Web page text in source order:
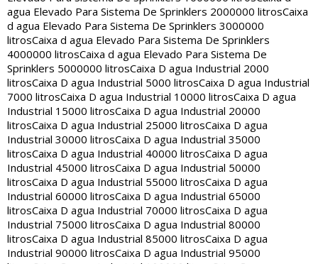
agua Elevado Para Sistema De Sprinklers 2000000 litrosCaixa
d agua Elevado Para Sistema De Sprinklers 3000000
litrosCaixa d agua Elevado Para Sistema De Sprinklers
4000000 litrosCaixa d agua Elevado Para Sistema De
Sprinklers 5000000 litrosCaixa D agua Industrial 2000
litrosCaixa D agua Industrial 5000 litrosCaixa D agua Industrial
7000 litrosCaixa D agua Industrial 10000 litrosCaixa D agua
Industrial 15000 litrosCaixa D agua Industrial 20000
litrosCaixa D agua Industrial 25000 litrosCaixa D agua
Industrial 30000 litrosCaixa D agua Industrial 35000
litrosCaixa D agua Industrial 40000 litrosCaixa D agua
Industrial 45000 litrosCaixa D agua Industrial 50000
litrosCaixa D agua Industrial 55000 litrosCaixa D agua
Industrial 60000 litrosCaixa D agua Industrial 65000
litrosCaixa D agua Industrial 70000 litrosCaixa D agua
Industrial 75000 litrosCaixa D agua Industrial 80000
litrosCaixa D agua Industrial 85000 litrosCaixa D agua
Industrial 90000 litrosCaixa D agua Industrial 95000